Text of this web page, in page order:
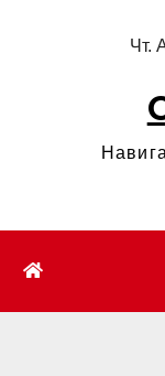
Чт.